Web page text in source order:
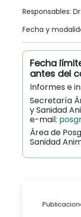
Responsables:
Fecha y
Fecha
antes del
Informes e
Secretaría
y Sanidad
e-mail:
Área de
Sanidad